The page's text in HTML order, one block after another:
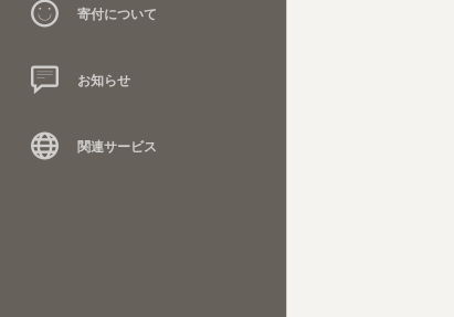
寄付について
お知らせ
関連サービス